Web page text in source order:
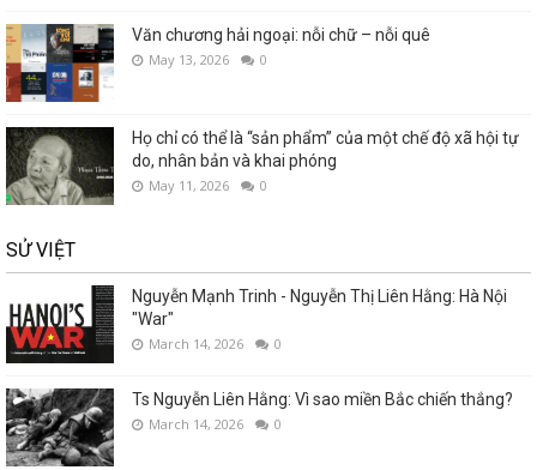
Văn chương hải ngoại: nỗi chữ – nỗi quê
May 13, 2026 0
Họ chỉ có thể là “sản phẩm” của một chế độ xã hội tự
do, nhân bản và khai phóng
May 11, 2026 0
SỬ VIỆT
Nguyễn Mạnh Trinh - Nguyễn Thị Liên Hằng: Hà Nội
"War"
March 14, 2026 0
Ts Nguyễn Liên Hằng: Vì sao miền Bắc chiến thắng?
March 14, 2026 0